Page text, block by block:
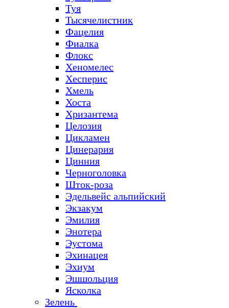
Туя
Тысячелистник
Фацелия
Фиалка
Флокс
Хеномелес
Хесперис
Хмель
Хоста
Хризантема
Целозия
Цикламен
Цинерария
Цинния
Черноголовка
Шток-роза
Эдельвейс альпийский
Экзакум
Эмилия
Энотера
Эустома
Эхинацея
Эхиум
Эшшольция
Ясколка
Зелень